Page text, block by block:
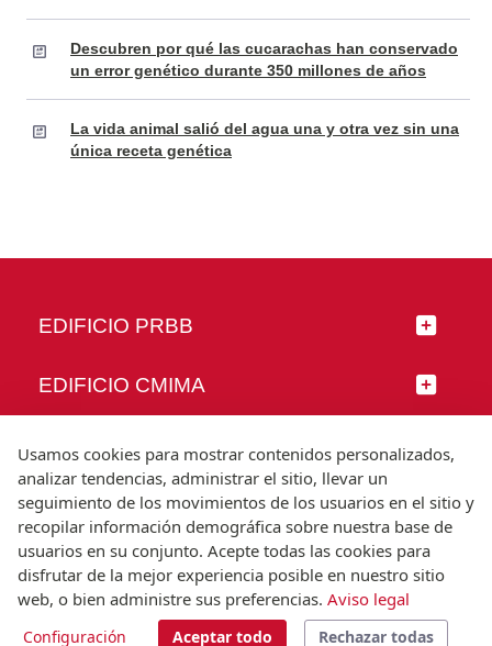
Descubren por qué las cucarachas han conservado
un error genético durante 350 millones de años
La vida animal salió del agua una y otra vez sin una
única receta genética
EDIFICIO PRBB
EDIFICIO CMIMA
SÍGUENOS
© Universitat Pompeu Fabra
Barcelona
T.(+34) 93 542 20 00
Usamos cookies para mostrar contenidos personalizados,
analizar tendencias, administrar el sitio, llevar un
seguimiento de los movimientos de los usuarios en el sitio y
recopilar información demográfica sobre nuestra base de
usuarios en su conjunto. Acepte todas las cookies para
disfrutar de la mejor experiencia posible en nuestro sitio
web, o bien administre sus preferencias. Aviso legal
Configuración Aceptar todo Rechazar todas